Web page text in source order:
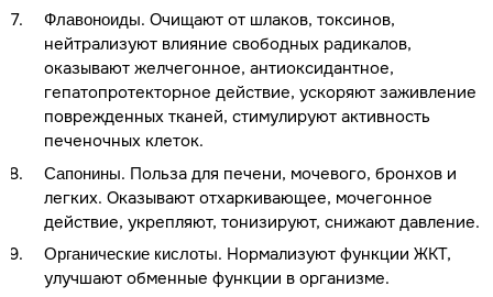
Флавоноиды. Очищают от шлаков, токсинов,
нейтрализуют влияние свободных радикалов,
оказывают желчегонное, антиоксидантное,
гепатопротекторное действие, ускоряют заживление
поврежденных тканей, стимулируют активность
печеночных клеток.
Сапонины. Польза для печени, мочевого, бронхов и
легких. Оказывают отхаркивающее, мочегонное
действие, укрепляют, тонизируют, снижают давление.
Органические кислоты. Нормализуют функции ЖКТ,
улучшают обменные функции в организме.